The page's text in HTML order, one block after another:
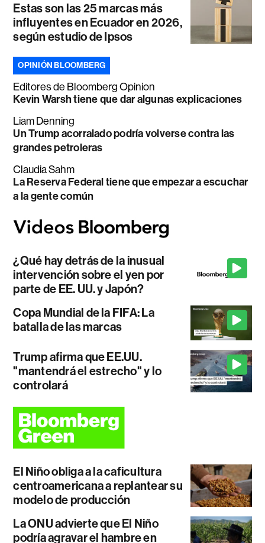
Estas son las 25 marcas más
influyentes en Ecuador en 2026,
según estudio de Ipsos
OPINIÓN BLOOMBERG
Editores de Bloomberg Opinion
Kevin Warsh tiene que dar algunas explicaciones
Liam Denning
Un Trump acorralado podría volverse contra las
grandes petroleras
Claudia Sahm
La Reserva Federal tiene que empezar a escuchar
a la gente común
¿Qué hay detrás de la inusual
intervención sobre el yen por
parte de EE. UU. y Japón?
Copa Mundial de la FIFA: La
batalla de las marcas
Trump afirma que EE.UU.
"mantendrá el estrecho" y lo
controlará
El Niño obliga a la caficultura
centroamericana a replantear su
modelo de producción
La ONU advierte que El Niño
podría agravar el hambre en